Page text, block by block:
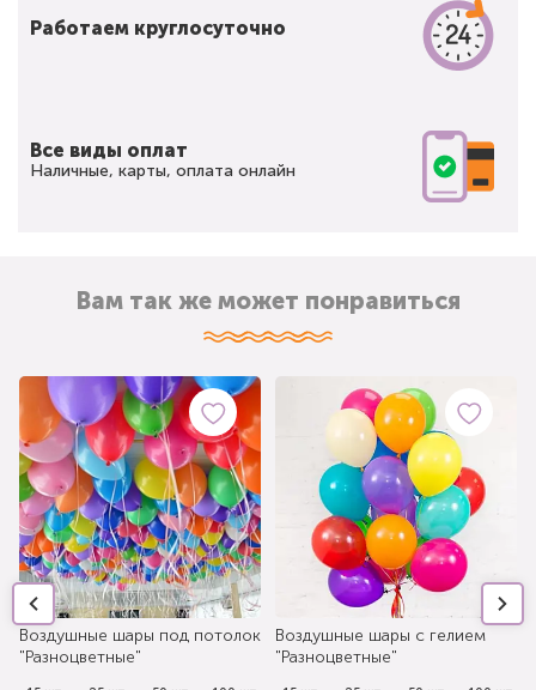
Работаем круглосуточно
Все виды оплат
Наличные, карты, оплата онлайн
Вам так же может понравиться
Воздушные шары под потолок
"Разноцветные"
Воздушные шары с гелием
"Разноцветные"